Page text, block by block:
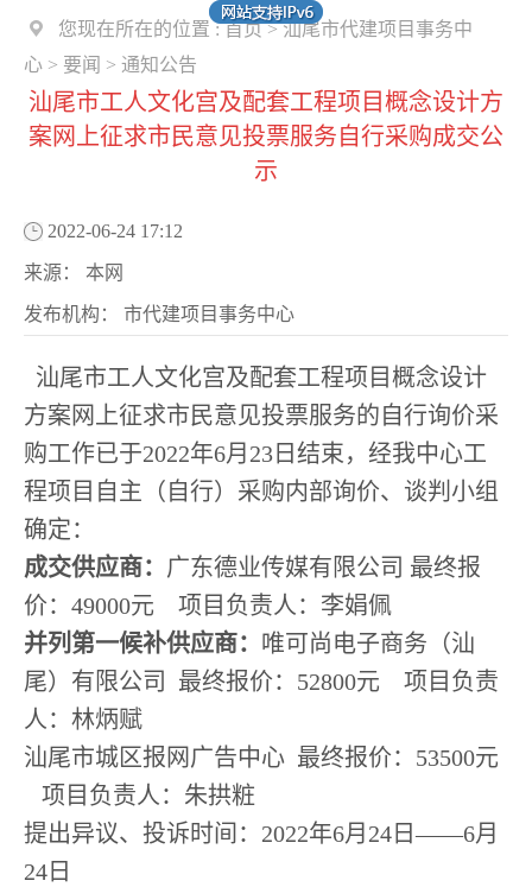
您现在所在的位置 :首页>汕尾市代建项目事务中
心 > 要闻 > 通知公告
汕尾市工人文化宫及配套工程项目概念设计方
案网上征求市民意见投票服务自行采购成交公
示
2022-06-24 17:12
来源： 本网
发布机构： 市代建项目事务中心
汕尾市工人文化宫及配套工程项目概念设计
方案网上征求市民意见投票服务的自行询价采
购工作已于2022年6月23日结束，经我中心工
程项目自主（自行）采购内部询价、谈判小组
确定：
成交供应商： 广东德业传媒有限公司 最终报
价：49000元 项目负责人：李娟佩
并列 第一候补供应商： 唯可尚电子商务（汕
尾）有限公司
最终报价：52800元 项目负责
人：林炳赋
汕尾市城区报网广告中心 最终报价：53500元
项目负责人：朱拱粧
提出异议、投诉时间：2022年6月24日——6月
24日